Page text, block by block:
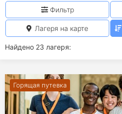
Найдено 23 лагеря:
Фильтр
Лагеря на карте
Горящая путевка